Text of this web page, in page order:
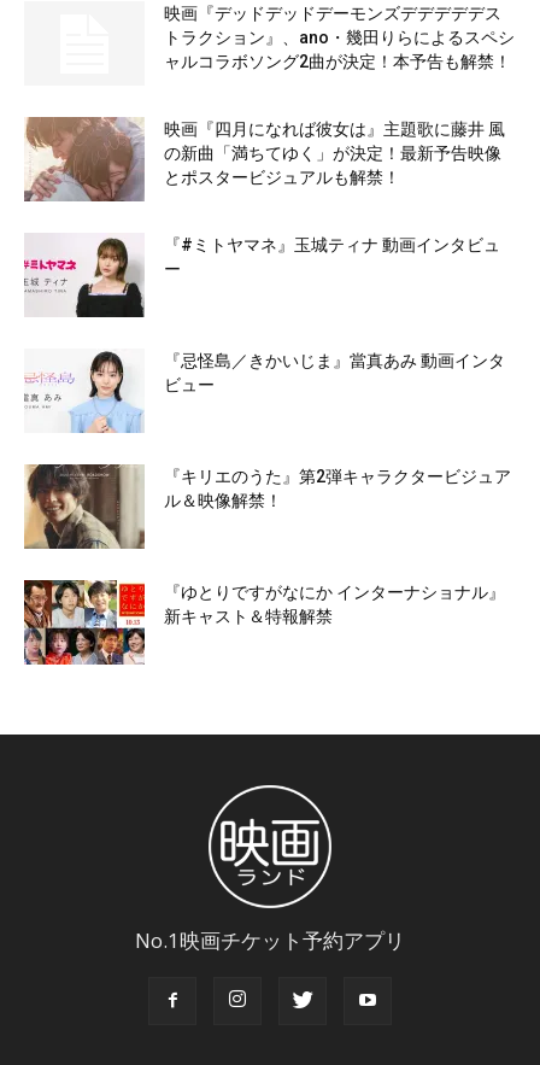
映画『デッドデッドデーモンズデデデデデス
トラクション』、ano・幾田りらによるスペシ
ャルコラボソング2曲が決定！本予告も解禁！
映画『四月になれば彼女は』主題歌に藤井 風
の新曲「満ちてゆく」が決定！最新予告映像
とポスタービジュアルも解禁！
『#ミトヤマネ』玉城ティナ 動画インタビュ
ー
『忌怪島／きかいじま』當真あみ 動画インタ
ビュー
『キリエのうた』第2弾キャラクタービジュア
ル＆映像解禁！
『ゆとりですがなにか インターナショナル』
新キャスト＆特報解禁
No.1映画チケット予約アプリ